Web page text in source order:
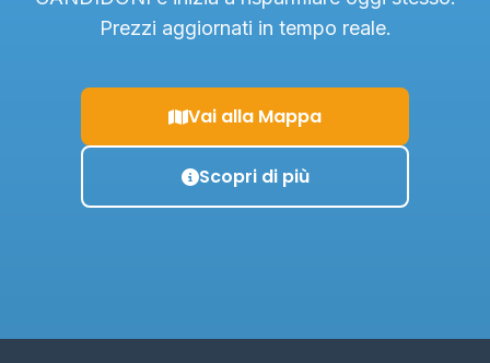
Prezzi aggiornati in tempo reale.
Vai alla Mappa
Scopri di più